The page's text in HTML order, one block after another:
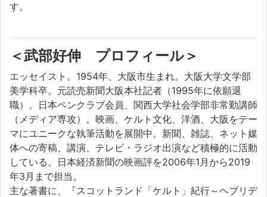
す。
＜武部好伸 プロフィール＞
エッセイスト。1954年、大阪市生まれ。大阪大学文学部
美学科卒。元読売新聞大阪本社記者（1995年に依願退
職）。日本ペンクラブ会員、関西大学社会学部非常勤講師
（メディア専攻）。映画、ケルト文化、洋酒、大阪をテー
マにユニークな執筆活動を展開中。新聞、雑誌、ネット媒
体への寄稿、講演、テレビ・ラジオ出演など積極的に活動
している。日本経済新聞の映画評を2006年1月から2019
年3月まで担当。
主な著書に、『スコットランド「ケルト」紀行～ヘブリデ